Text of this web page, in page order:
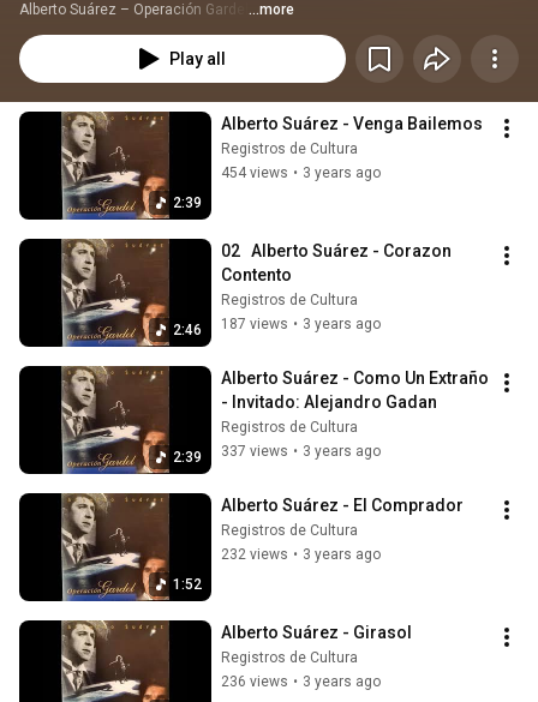
Alberto Suárez – Operación Gardel ...more
Play all
2:39
Alberto Suárez - Venga Bailemos
Registros de Cultura
454 views • 3 years ago
2:46
02   Alberto Suárez - Corazon
Contento
Registros de Cultura
187 views • 3 years ago
2:39
Alberto Suárez - Como Un Extraño
- Invitado: Alejandro Gadan
Registros de Cultura
337 views • 3 years ago
1:52
Alberto Suárez - El Comprador
Registros de Cultura
232 views • 3 years ago
Alberto Suárez - Girasol
Registros de Cultura
236 views • 3 years ago